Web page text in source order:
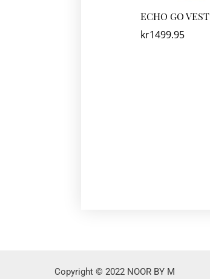
ECHO GO VEST
kr1499.95
Copyright © 2022 NOOR BY M